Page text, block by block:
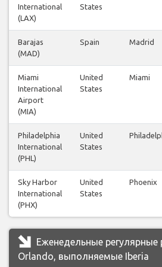
International
(LAX)
States
Barajas
(MAD)
Spain Madrid
Miami
International
Airport
(MIA)
United
States
Miami
Philadelphia
International
(PHL)
United
States
Sky Harbor
International
(PHX)
United
States
Phoenix
Еженедельные регулярные
Orlando, выполняемые Iberia